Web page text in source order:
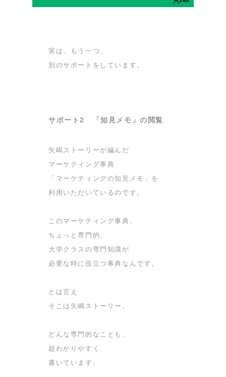
実は、もう一つ、
別のサポートをしています。
サポート2 「知見メモ」の閲覧
矢嶋ストーリーが編んだ
マーケティング事典
「マーケティングの知見メモ」を
利用いただいているのです。
このマーケティング事典、
ちょっと専門的。
大学クラスの専門知識が
必要な時に役立つ事典なんです。
とは言え
そこは矢嶋ストーリー。
どんな専門的なことも、
超わかりやすく
書いています。